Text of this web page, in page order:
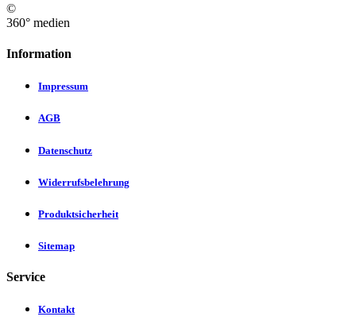
©
360° medien
Information
Impressum
AGB
Datenschutz
Widerrufsbelehrung
Produktsicherheit
Sitemap
Service
Kontakt